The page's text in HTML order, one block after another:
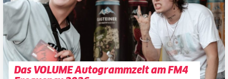
Das VOLUME Autogrammzelt am FM4